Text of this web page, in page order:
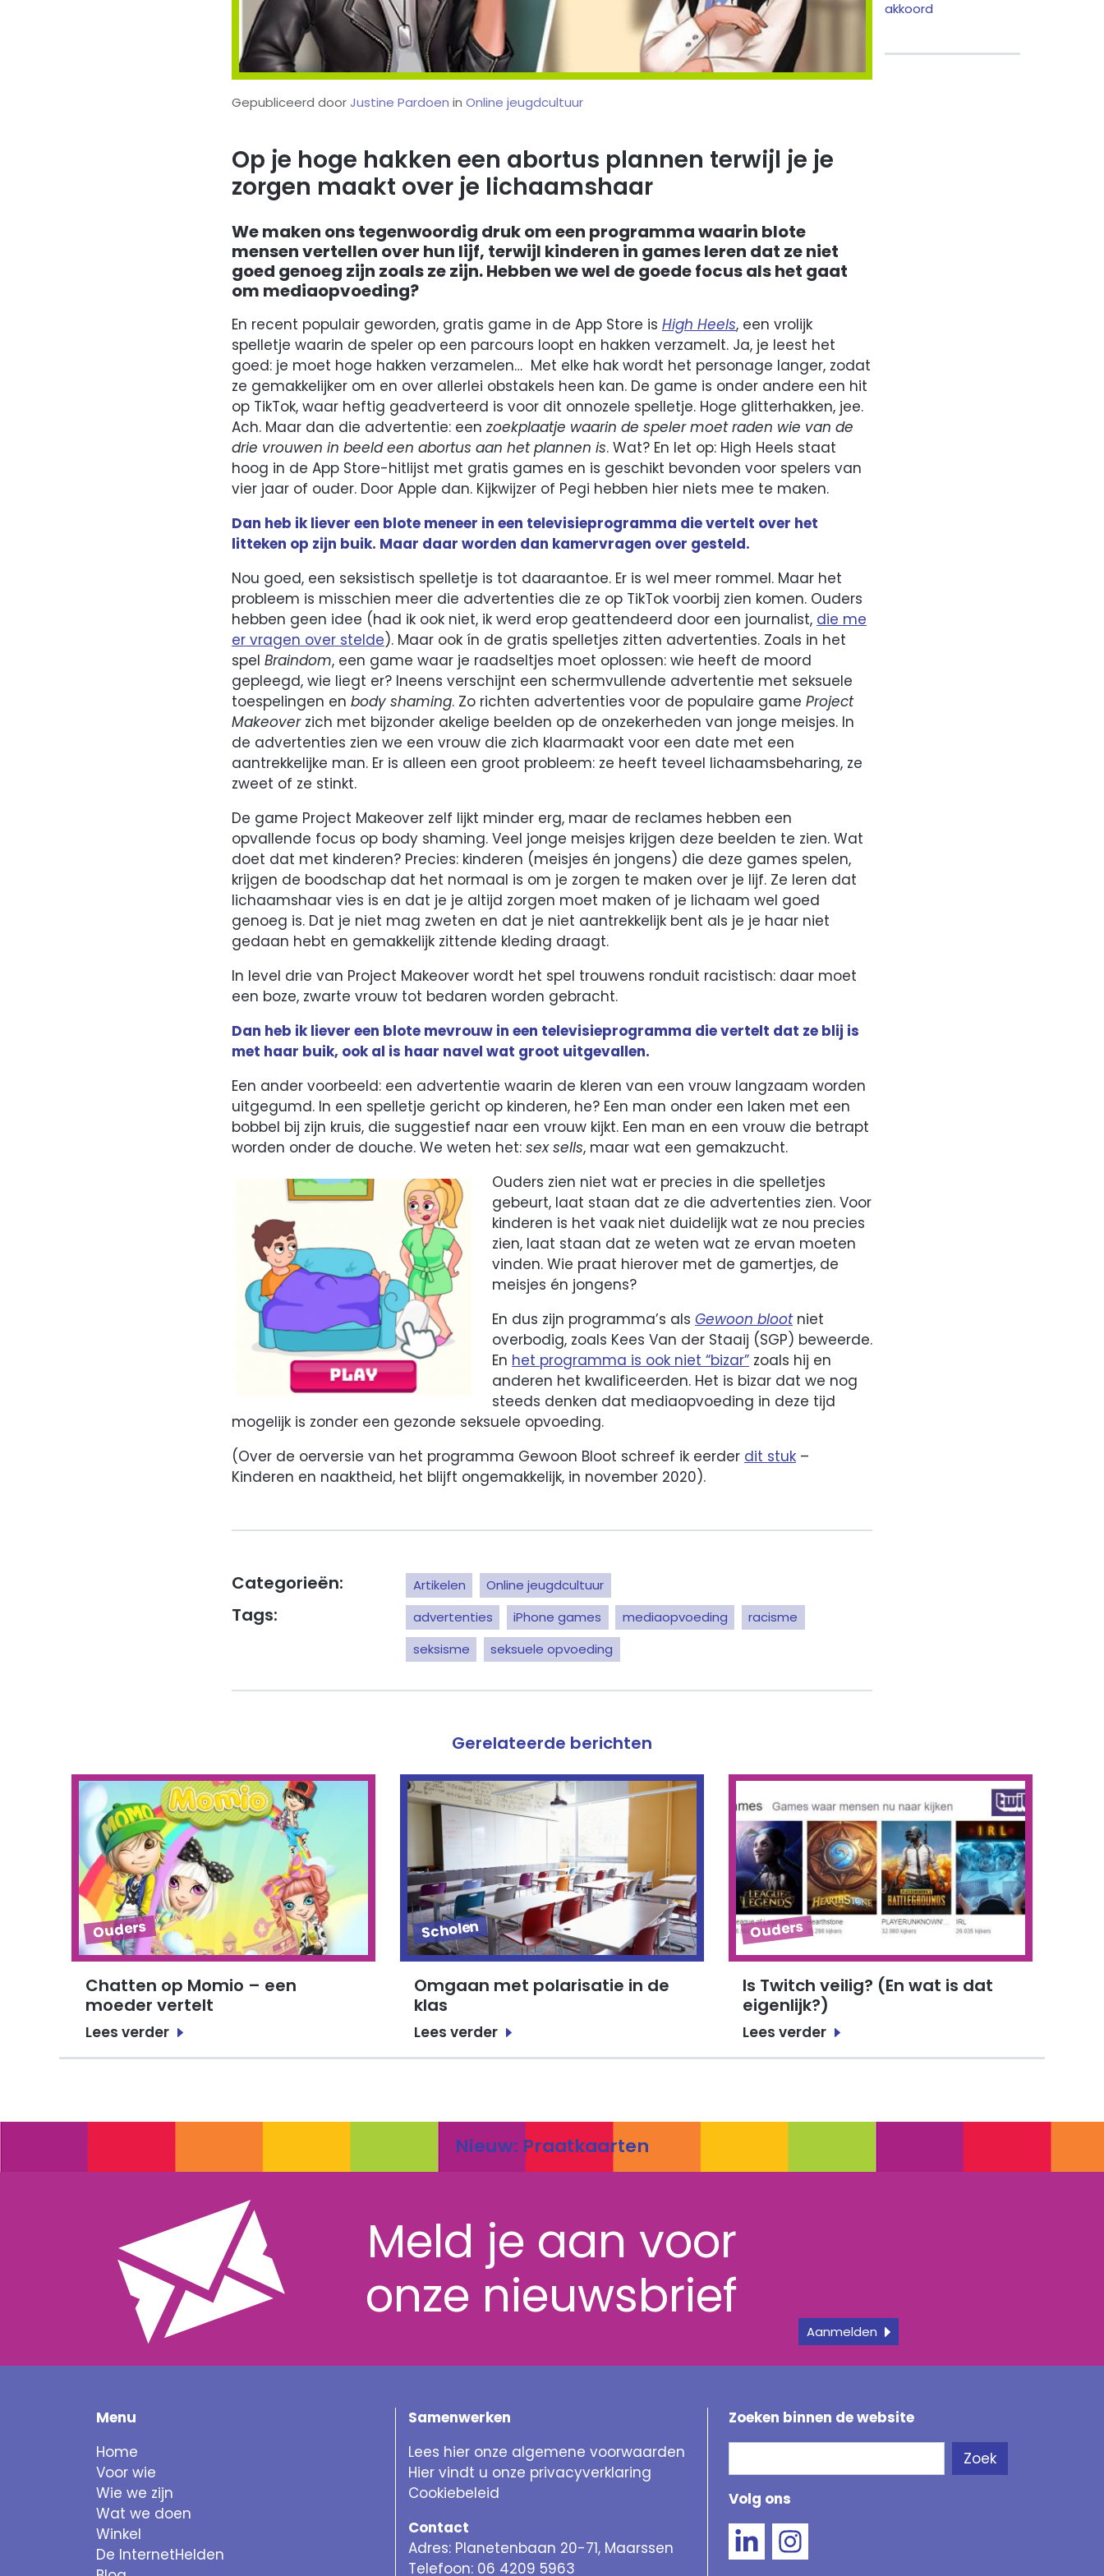
Gepubliceerd doorJustine Pardoen in Online jeugdcultuur
Op je hoge hakken een abortus plannen terwijl je je
zorgen maakt over je lichaamshaar
We maken ons tegenwoordig druk om een programma waarin blote
mensen vertellen over hun lijf, terwijl kinderen in games leren dat ze niet
goed genoeg zijn zoals ze zijn. Hebben we wel de goede focus als het gaat
om mediaopvoeding?
En recent populair geworden, gratis game in de App Store is High Heels, een vrolijk
spelletje waarin de speler op een parcours loopt en hakken verzamelt. Ja, je leest het
goed: je moet hoge hakken verzamelen… Met elke hak wordt het personage langer, zodat
ze gemakkelijker om en over allerlei obstakels heen kan. De game is onder andere een hit
op TikTok, waar heftig geadverteerd is voor dit onnozele spelletje. Hoge glitterhakken, jee.
Ach. Maar dan die advertentie: een zoekplaatje waarin de speler moet raden wie van de
drie vrouwen in beeld een abortus aan het plannen is. Wat? En let op: High Heels staat
hoog in de App Store-hitlijst met gratis games en is geschikt bevonden voor spelers van
vier jaar of ouder. Door Apple dan. Kijkwijzer of Pegi hebben hier niets mee te maken.
Dan heb ik liever een blote meneer in een televisieprogramma die vertelt over het
litteken op zijn buik. Maar daar worden dan kamervragen over gesteld.
Nou goed, een seksistisch spelletje is tot daaraantoe. Er is wel meer rommel. Maar het
probleem is misschien meer die advertenties die ze op TikTok voorbij zien komen. Ouders
hebben geen idee (had ik ook niet, ik werd erop geattendeerd door een journalist, die me
er vragen over stelde). Maar ook ín de gratis spelletjes zitten advertenties. Zoals in het
spel Braindom, een game waar je raadseltjes moet oplossen: wie heeft de moord
gepleegd, wie liegt er? Ineens verschijnt een schermvullende advertentie met seksuele
toespelingen en body shaming. Zo richten advertenties voor de populaire game Project
Makeoverzich met bijzonder akelige beelden op de onzekerheden van jonge meisjes. In
de advertenties zien we een vrouw die zich klaarmaakt voor een date met een
aantrekkelijke man. Er is alleen een groot probleem: ze heeft teveel lichaamsbeharing, ze
zweet of ze stinkt.
De game Project Makeover zelf lijkt minder erg, maar de reclames hebben een
opvallende focus op body shaming. Veel jonge meisjes krijgen deze beelden te zien. Wat
doet dat met kinderen? Precies: kinderen (meisjes én jongens) die deze games spelen,
krijgen de boodschap dat het normaal is om je zorgen te maken over je lijf. Ze leren dat
lichaamshaar vies is en dat je je altijd zorgen moet maken of je lichaam wel goed
genoeg is. Dat je niet mag zweten en dat je niet aantrekkelijk bent als je je haar niet
gedaan hebt en gemakkelijk zittende kleding draagt.
In level drie van Project Makeover wordt het spel trouwens ronduit racistisch: daar moet
een boze, zwarte vrouw tot bedaren worden gebracht.
Dan heb ik liever een blote mevrouw in een televisieprogramma die vertelt dat ze blij is
met haar buik, ook al is haar navel wat groot uitgevallen.
Een ander voorbeeld: een advertentie waarin de kleren van een vrouw langzaam worden
uitgegumd. In een spelletje gericht op kinderen, he? Een man onder een laken met een
bobbel bij zijn kruis, die suggestief naar een vrouw kijkt. Een man en een vrouw die betrapt
worden onder de douche. We weten het: sex sells, maar wat een gemakzucht.
Ouders zien niet wat er precies in die spelletjes
gebeurt, laat staan dat ze die advertenties zien. Voor
kinderen is het vaak niet duidelijk wat ze nou precies
zien, laat staan dat ze weten wat ze ervan moeten
vinden. Wie praat hierover met de gamertjes, de
meisjes én jongens?
En dus zijn programma’s als Gewoon blootniet
overbodig, zoals Kees Van der Staaij (SGP) beweerde.
En het programma is ook niet “bizar” zoals hij en
anderen het kwalificeerden. Het is bizar dat we nog
steeds denken dat mediaopvoeding in deze tijd
mogelijk is zonder een gezonde seksuele opvoeding.
(Over de oerversie van het programma Gewoon Bloot schreef ik eerder dit stuk –
Kinderen en naaktheid, het blijft ongemakkelijk, in november 2020).
Categorieën: Artikelen Online jeugdcultuur
Tags: advertenties iPhone games mediaopvoeding
racisme
seksisme
seksuele opvoeding
akkoord
Gerelateerde berichten
Ouders
Chatten op Momio – een
moeder vertelt
Lees verder
Scholen
Omgaan met polarisatie in de
klas
Lees verder
Ouders
Is Twitch veilig? (En wat is dat
eigenlijk?)
Lees verder
Nieuw: Praatkaarten
Meld je aan voor
onze nieuwsbrief
Aanmelden
Menu
Home
Voor wie
Wie we zijn
Wat we doen
Winkel
De InternetHelden
Samenwerken
Lees hier onze algemene voorwaarden
Hier vindt u onze privacyverklaring
Cookiebeleid
Contact
Adres: Planetenbaan 20-71, Maarssen
Telefoon: 06 4209 5963
Zoeken binnen de website
Zoek
Volg ons